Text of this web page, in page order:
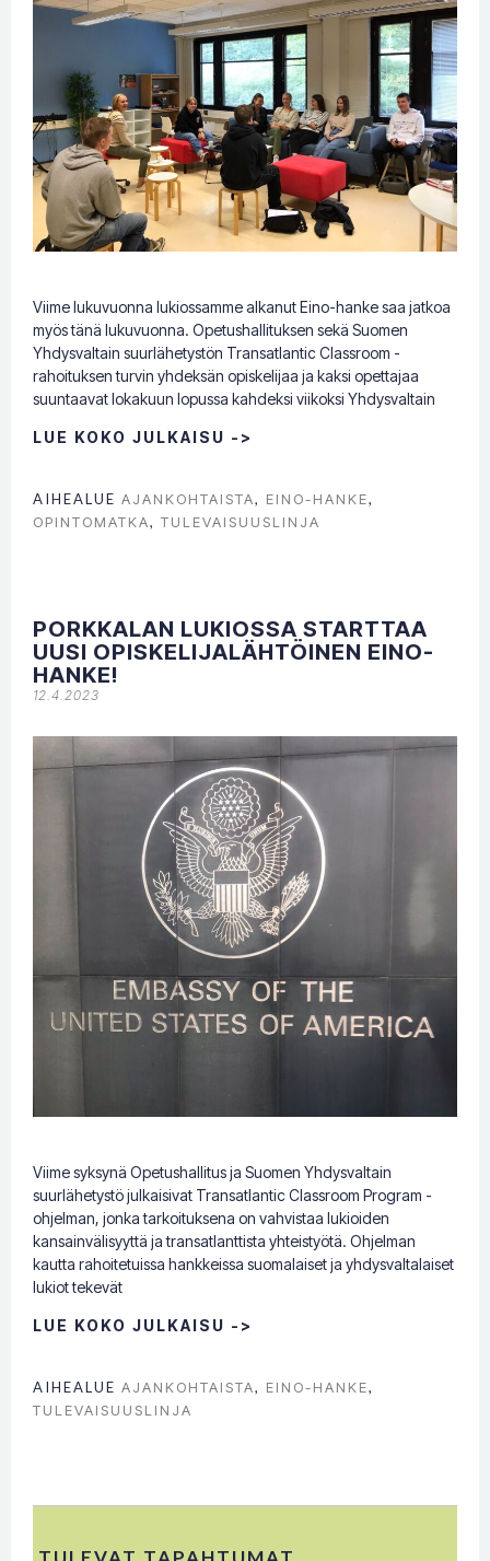
Viime lukuvuonna lukiossamme alkanut Eino-hanke saa jatkoa
myös tänä lukuvuonna. Opetushallituksen sekä Suomen
Yhdysvaltain suurlähetystön Transatlantic Classroom -
rahoituksen turvin yhdeksän opiskelijaa ja kaksi opettajaa
suuntaavat lokakuun lopussa kahdeksi viikoksi Yhdysvaltain
LUE KOKO JULKAISU ->
AIHEALUE AJANKOHTAISTA, EINO-HANKE,
OPINTOMATKA, TULEVAISUUSLINJA
PORKKALAN LUKIOSSA STARTTAA
UUSI OPISKELIJALÄHTÖINEN EINO-
HANKE!
12.4.2023
Viime syksynä Opetushallitus ja Suomen Yhdysvaltain
suurlähetystö julkaisivat Transatlantic Classroom Program -
ohjelman, jonka tarkoituksena on vahvistaa lukioiden
kansainvälisyyttä ja transatlanttista yhteistyötä. Ohjelman
kautta rahoitetuissa hankkeissa suomalaiset ja yhdysvaltalaiset
lukiot tekevät
LUE KOKO JULKAISU ->
AIHEALUE AJANKOHTAISTA, EINO-HANKE,
TULEVAISUUSLINJA